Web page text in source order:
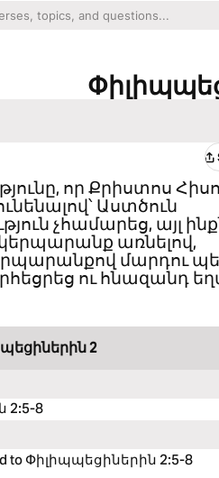
որ Քրիստոս
Աստծուն
չհամարեց, այլ
առնելով,
մարդու
ու հնազանդ
2
2:5-8
to Փիլիպպեցիներին 2:5-8